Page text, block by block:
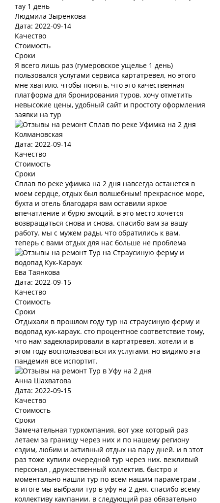
Людмила Зыренкова
Дата: 2022-09-14
Качество
Стоимость
Сроки
Я всего лишь раз (гумеровское ущелье 1 день)
пользовался услугами сервиса картатревел, но этого
мне хватило, чтобы понять, что это качественная
платформа для бронирования туров. хочу отметить
невысокие цены, удобный сайт и простоту оформления
заявки на тур
Колмановская
Дата: 2022-09-14
Качество
Стоимость
Сроки
Сплав по реке уфимка на 2 дня навсегда останется в
моем сердце, отдых был волшебным! прекрасное море,
бухта и отель благодаря вам оставили яркое
впечатление и бурю эмоций. в это место хочется
возвращаться снова и снова. спасибо вам за вашу
работу. мы с мужем рады, что обратились к вам.
теперь с вами отдых для нас больше не проблема
Ева Таянкова
Дата: 2022-09-15
Качество
Стоимость
Сроки
Отдыхали в прошлом году тур на страусиную ферму и
водопад кук-караук. сто процентное соответствие тому,
что нам задекларировали в картатревел. хотели и в
этом году воспользоваться их услугами, но видимо эта
пандемия все испортит.
Анна Шахватова
Дата: 2022-09-15
Качество
Стоимость
Сроки
Замечательная туркомпания. вот уже который раз
летаем за границу через них и по нашему региону
ездим, любим и активный отдых на пару дней. и в этот
раз тоже купили очередной тур через них. вежливый
персонал , дружественный коллектив. быстро и
моментально нашли тур по всем нашим параметрам ,
в итоге мы выбрали тур в уфу на 2 дня. спасибо всему
коллективу кампании. в следующий раз обязательно